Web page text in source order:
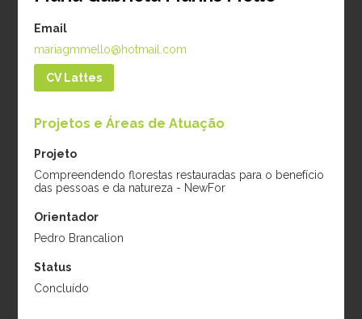
Email
mariagmmello@hotmail.com
CV Lattes
Projetos e Áreas de Atuação
Projeto
Compreendendo florestas restauradas para o benefício
das pessoas e da natureza - NewFor
Orientador
Pedro Brancalion
Status
Concluído
Raíssa Corrêa de
Andrade
Compreendendo